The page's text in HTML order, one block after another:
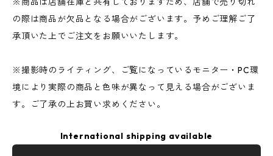
の際は商品が欠品となる場合がございます。予めご理解ご了
承頂いた上でご注文をお願いいたします。
※撮影時のライティング、ご覧になっているモニター・PC環
境により実際の商品と色味が異なって見える場合がございま
す。ご了承の上お買い求めください。
International shipping available